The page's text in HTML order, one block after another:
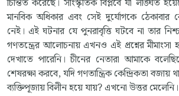
চিন্তিত করেছে। সাংস্কৃতিক বিপ্লবে যা লঙ্ঘিত
মানবিক অধিকার এবং সেই দুর্যোগকে ঠেকাবার
নেই। এই ঘটনার যে পুনরাবৃত্তি ঘটবে না তার
গণতন্ত্রের আলোচনায় এখনও এই প্রশ্নের
দেখাতে পারেনি। চীনের নেতারা আমাকে
শেষরক্ষা করবে, যদি গণতান্ত্রিক কেন্দ্রিকতা বজায়
ব্যক্তিপূজায় বিলীন হয়ে যায়? এখনো উত্তর মেলেনি।